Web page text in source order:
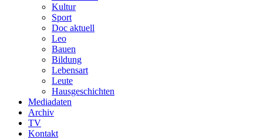
Kultur
Sport
Doc aktuell
Leo
Bauen
Bildung
Lebensart
Leute
Hausgeschichten
Mediadaten
Archiv
TV
Kontakt